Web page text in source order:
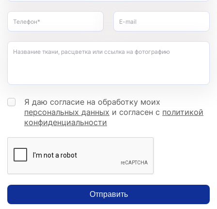
Телефон* E-mail
Название ткани, расцветка или ссылка на фотографию
Я даю согласие на обработку моих
персональных данных и согласен с политикой
конфиденциальности
Отправить